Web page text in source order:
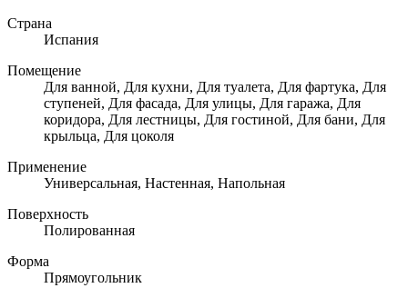
Страна
Испания
Помещение
Для ванной, Для кухни, Для туалета, Для фартука, Для
ступеней, Для фасада, Для улицы, Для гаража, Для
коридора, Для лестницы, Для гостиной, Для бани, Для
крыльца, Для цоколя
Применение
Универсальная, Настенная, Напольная
Поверхность
Полированная
Форма
Прямоугольник